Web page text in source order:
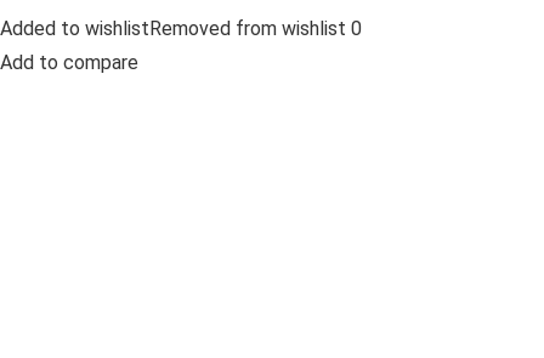
Added to wishlistRemoved from wishlist 0
Add to compare